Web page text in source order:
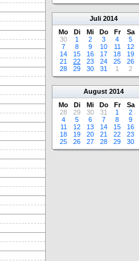
Juli 2014
Mo
Di Mi Do Fr Sa
30
1 2 3 4 5
7
8 9 10 11 12
14
15 16 17 18 19
21
22 23 24 25 26
28
29 30 31 1 2
August 2014
Mo
Di Mi Do Fr Sa
28
29 30 31 1 2
4
5 6 7 8 9
11
12 13 14 15 16
18
19 20 21 22 23
25
26 27 28 29 30